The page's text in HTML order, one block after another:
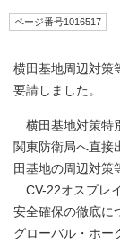
ページ番号1016517
横田基地周辺対策
要請しました。
横田基地対策特
関東防衛局へ直接
田基地の周辺対策
CV-22オスプレ
安全確保の徹底に
グローバル・ホー